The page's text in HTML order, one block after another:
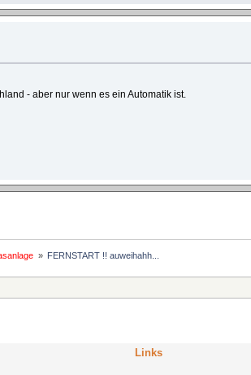
- aber nur wenn es ein Automatik ist.
» FERNSTART !! auweihahh...
Links